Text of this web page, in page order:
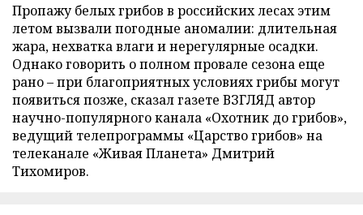
Пропажу белых грибов в российских лесах этим
летом вызвали погодные аномалии: длительная
жара, нехватка влаги и нерегулярные осадки.
Однако говорить о полном провале сезона еще
рано – при благоприятных условиях грибы могут
появиться позже, сказал газете ВЗГЛЯД автор
научно-популярного канала «Охотник до грибов»,
ведущий телепрограммы «Царство грибов» на
телеканале «Живая Планета» Дмитрий
Тихомиров.